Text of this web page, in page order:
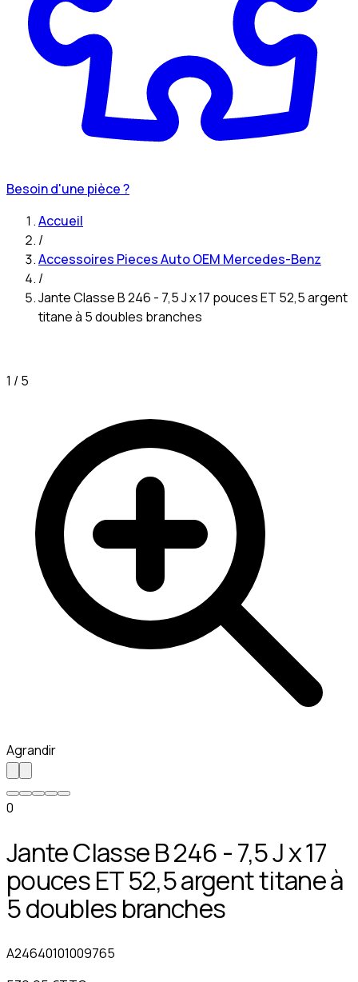
Besoin d'une pièce ?
Accueil
/
Accessoires Pieces Auto OEM Mercedes-Benz
/
Jante Classe B 246 - 7,5 J x 17 pouces ET 52,5 argent
titane à 5 doubles branches
1 /5
Agrandir
0
Jante Classe B 246 - 7,5 J x 17
pouces ET 52,5 argent titane à
5 doubles branches
A24640101009765